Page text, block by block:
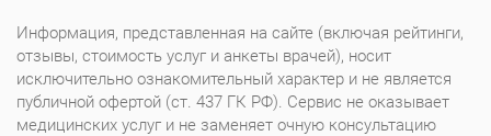
Информация, представленная на сайте (включая рейтинги,
отзывы, стоимость услуг и анкеты врачей), носит
исключительно ознакомительный характер и не является
публичной офертой (ст. 437 ГК РФ). Сервис не оказывает
медицинских услуг и не заменяет очную консультацию